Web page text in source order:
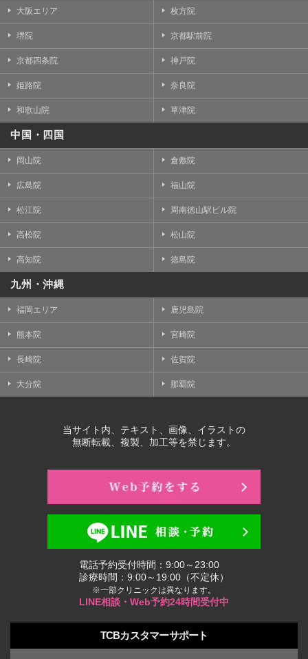
大阪エリア 枚方院
堺院 京都駅前院
京都四条院 神戸院
姫路院 奈良院
和歌山院 草津院
中国・四国
岡山院 倉敷院
広島院 福山院
松江院 周南徳山駅ビル院
高松院 松山院
高知院 徳島院
九州・沖縄
福岡エリア 鹿児島院
熊本院 宮崎院
長崎院 佐賀院
大分院 那覇院
当サイト内、テキスト、画像、イラストの
無断転載、複製、加工等を禁じます。
電話予約受付時間：9:00～23:00
診療時間：9:00～19:00（不定休）
※一部クリニックは異なります。
LINE相談・Web予約24時間受付中
TCBカスタマーサポート